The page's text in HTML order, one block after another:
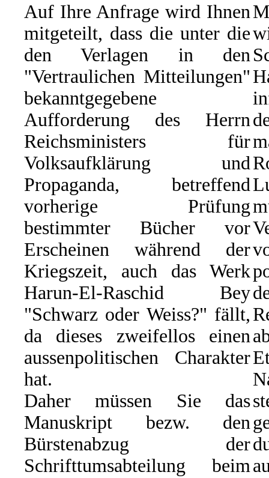
Auf Ihre Anfrage wird Ihnen
mitgeteilt, dass die unter die
den Verlagen in den
"Vertraulichen Mitteilungen"
bekanntgegebene
Aufforderung des Herrn
Reichsministers für
Volksaufklärung und
Propaganda, betreffend
vorherige Prüfung
bestimmter Bücher vor
Erscheinen während der
Kriegszeit, auch das Werk
Harun-El-Raschid Bey
"Schwarz oder Weiss?" fällt,
da dieses zweifellos einen
aussenpolitischen Charakter
hat.
Daher müssen Sie das
Manuskript bezw. den
Bürstenabzug der
Schrifttumsabteilung beim